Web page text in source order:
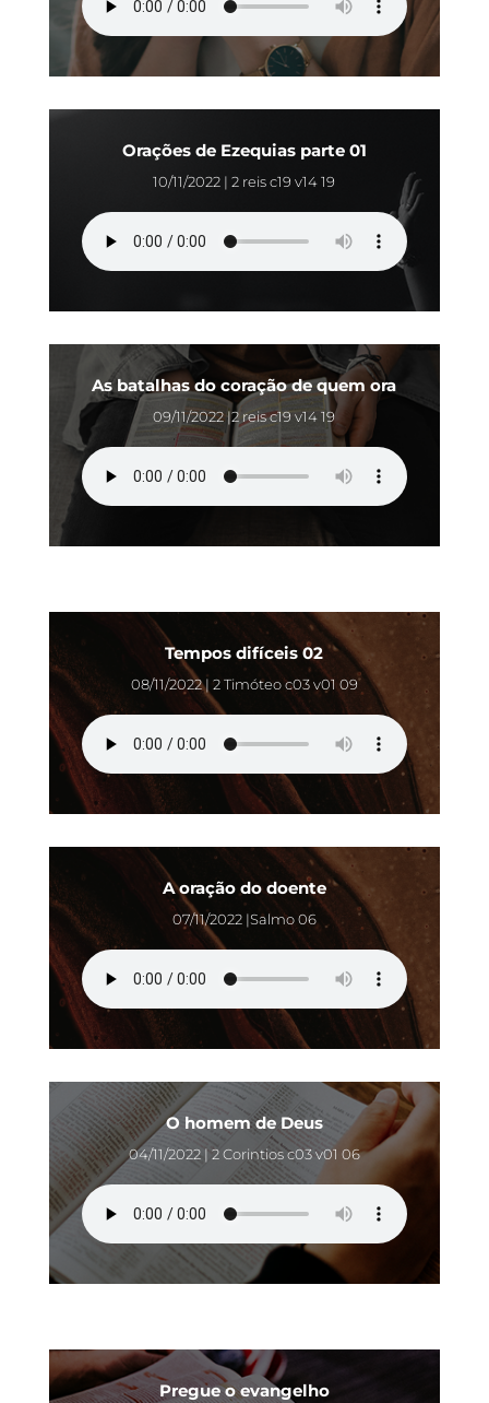
Orações de Ezequias parte 01
10/11/2022 | 2 reis c19 v14 19
As batalhas do coração de quem ora
09/11/2022 |2 reis c19 v14 19
Tempos difíceis 02
08/11/2022 | 2 Timóteo c03 v01 09
A oração do doente
07/11/2022 |Salmo 06
O homem de Deus
04/11/2022 | 2 Corintios c03 v01 06
Pregue o evangelho